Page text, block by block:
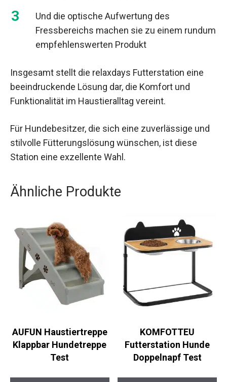
Und die optische Aufwertung des
Fressbereichs machen sie zu einem rundum
empfehlenswerten Produkt
Insgesamt stellt die relaxdays Futterstation eine
beeindruckende Lösung dar, die Komfort und
Funktionalität im Haustieralltag vereint.
Für Hundebesitzer, die sich eine zuverlässige und
stilvolle Fütterungslösung wünschen, ist diese
Station eine exzellente Wahl.
Ähnliche Produkte
AUFUN Haustiertreppe
Klappbar Hundetreppe
Test
KOMFOTTEU
Futterstation Hunde
Doppelnapf Test